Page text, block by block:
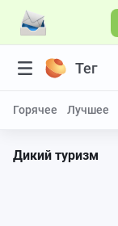
Тег
Горячее Лучшее
Дикий туризм